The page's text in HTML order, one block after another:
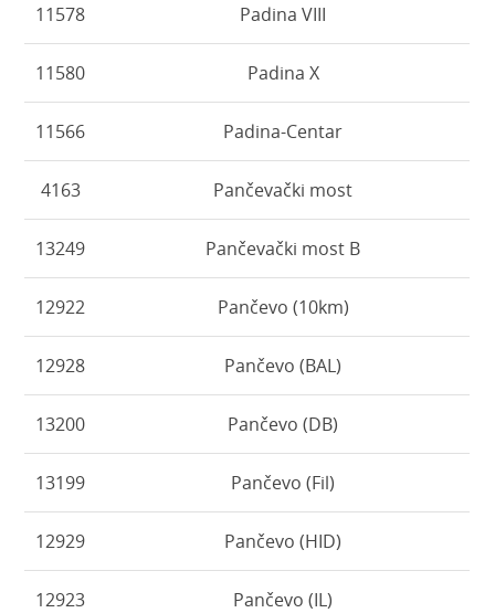
11578 Padina VIII
11580 Padina X
11566 Padina-Centar
4163 Pančevački most
13249 Pančevački most B
12922 Pančevo (10km)
12928 Pančevo (BAL)
13200 Pančevo (DB)
13199 Pančevo (Fil)
12929 Pančevo (HID)
12923 Pančevo (IL)